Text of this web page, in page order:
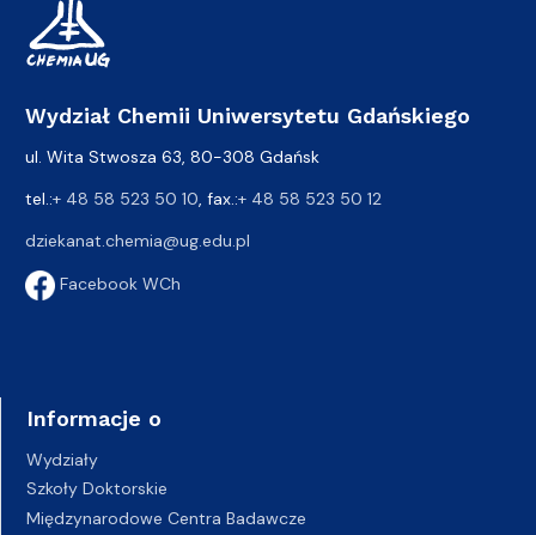
Wydział Chemii Uniwersytetu Gdańskiego
ul. Wita Stwosza 63, 80-308 Gdańsk
tel.:+ 48 58 523 50 10, fax.:+ 48 58 523 50 12
dziekanat.chemia@ug.edu.pl
Facebook WCh
Informacje o
Wydziały
Szkoły Doktorskie
Międzynarodowe Centra Badawcze